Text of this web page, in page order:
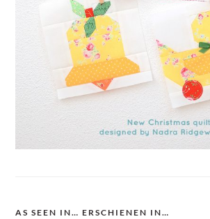
AS SEEN IN… ERSCHIENEN IN…